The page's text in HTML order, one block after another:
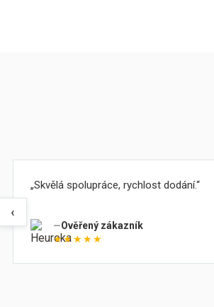
‹
Skvělá spolupráce, rychlost dodání.
Ověřený zákazník
★★★★★